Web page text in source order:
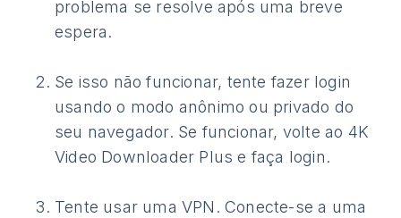
problema se resolve após uma breve
espera.
Se isso não funcionar, tente fazer login
usando o modo anônimo ou privado do
seu navegador. Se funcionar, volte ao 4K
Video Downloader Plus e faça login.
Tente usar uma VPN. Conecte-se a uma